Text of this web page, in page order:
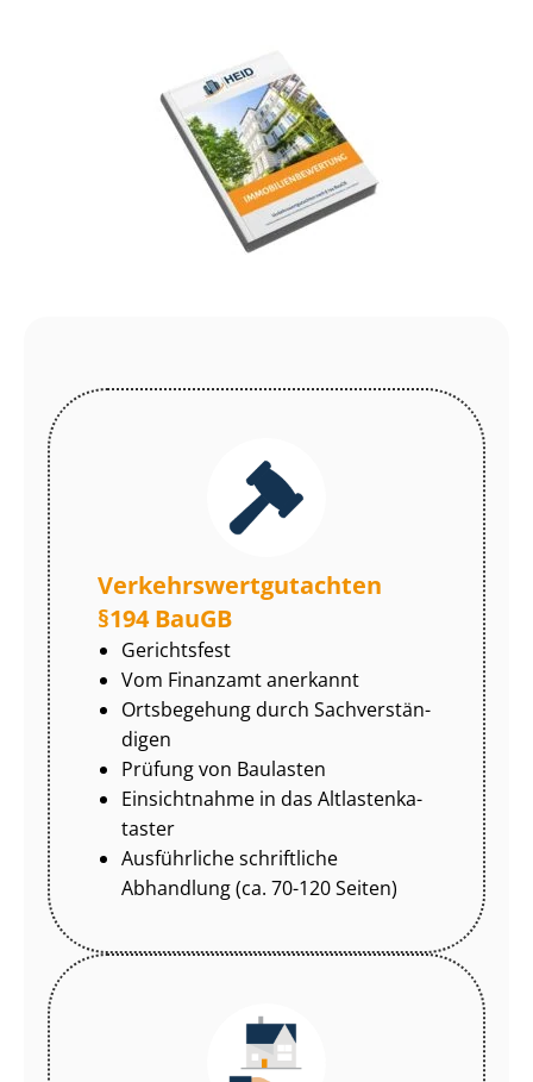
Ver­kehrs­wert­gut­ach­ten
§194 BauGB
Gerichtsfest
Vom Finanzamt anerkannt
Ortsbegehung durch Sach­ver­stän­
di­gen
Prüfung von Baulasten
Einsichtnahme in das Alt­las­ten­ka­
tas­ter
Ausführliche schriftliche
Abhandlung (ca. 70-120 Seiten)